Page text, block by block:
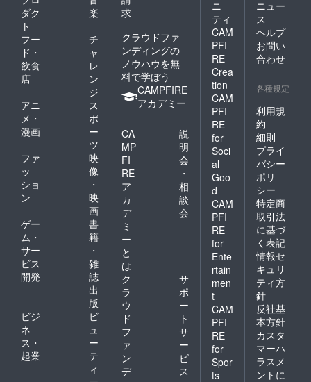
ダク
ト
楽
フー
ド・
飲食
店
チ
ャ
レ
ン
ジ
アニ
メ・
漫画
ス
ポ
ー
ツ
ファ
ッ
ショ
ン
映
像
・
映
画
ゲー
ム・
サー
ビス
開発
書
籍
・
雑
誌
出
版
ビジ
ネ
ス・
起業
ビ
ュ
ー
テ
ィ
求
クラウドファ
ンディングの
ノウハウを無
料で学ぼう
CAMPFIRE
アカデミー
CA
MP
FI
RE
ア
カ
デ
ミ
ー
と
は
説
明
会
・
相
談
会
ク
ラ
ウ
ド
フ
ァ
ン
デ
サ
ポ
ー
ト
サ
ー
ビ
ス
ニ
ティ
CAM
PFI
RE
Crea
tion
CAM
PFI
RE
for
Soci
al
Goo
d
CAM
PFI
RE
for
Ente
rtain
men
t
CAM
PFI
RE
for
Spor
ts
ニュー
ス
ヘルプ
お問い
合わせ
各種規定
利用規
約
細則
プライ
バシー
ポリ
シー
特定商
取引法
に基づ
く表記
情報セ
キュリ
ティ方
針
反社基
本方針
カスタ
マーハ
ラスメ
ントに